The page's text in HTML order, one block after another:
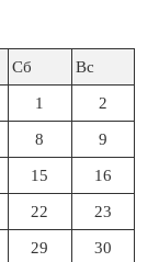
Сб Вс
1 2
8 9
15 16
22 23
29 30